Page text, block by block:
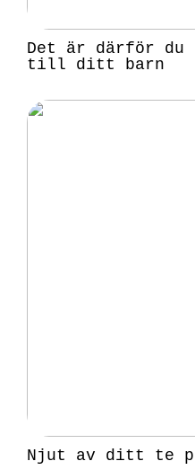
Det är därför du
till ditt barn
Njut av ditt te